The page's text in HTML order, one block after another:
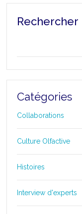
Rechercher
Catégories
Collaborations
Culture Olfactive
Histoires
Interview d'experts